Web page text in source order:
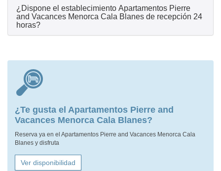
¿Dispone el establecimiento Apartamentos Pierre
and Vacances Menorca Cala Blanes de recepción 24
horas?
¿Te gusta el Apartamentos Pierre and
Vacances Menorca Cala Blanes?
Reserva ya en el Apartamentos Pierre and Vacances Menorca Cala
Blanes y disfruta
Ver disponibilidad